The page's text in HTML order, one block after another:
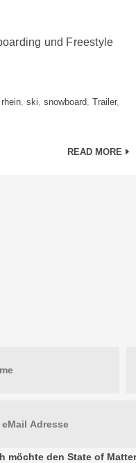
und Freestyle
rhein, ski, snowboard, Trailer,
READ MORE
möchte den State of